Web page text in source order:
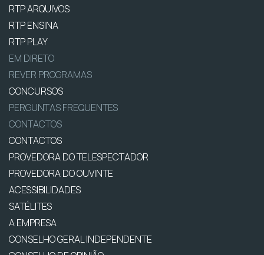
RTP ARQUIVOS
RTP ENSINA
RTP PLAY
EM DIRETO
REVER PROGRAMAS
CONCURSOS
PERGUNTAS FREQUENTES
CONTACTOS
CONTACTOS
PROVEDORA DO TELESPECTADOR
PROVEDORA DO OUVINTE
ACESSIBILIDADES
SATÉLITES
A EMPRESA
CONSELHO GERAL INDEPENDENTE